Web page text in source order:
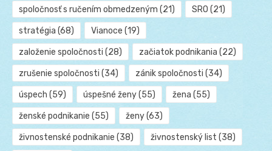
spoločnosť s ručením obmedzeným (21) SRO (21)
stratégia (68) Vianoce (19)
založenie spoločnosti (28) začiatok podnikania (22)
zrušenie spoločnosti (34) zánik spoločnosti (34)
úspech (59) úspešné ženy(55) žena (55)
ženské podnikanie (55) ženy(63)
živnostenské podnikanie (38) živnostenský list (38)